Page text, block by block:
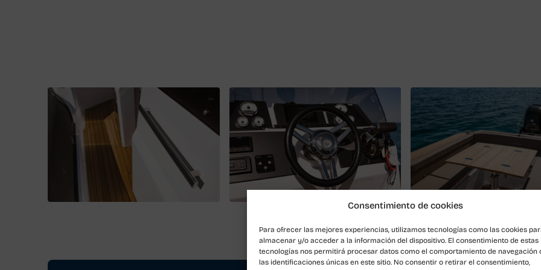
Consentimiento de cookies
Para ofrecer las mejores experiencias, utilizamos tecnologías como las cookies
almacenar y/o acceder a la información del dispositivo. El consentimiento de estas
tecnologías nos permitirá procesar datos como el comportamiento de navegación
las identificaciones únicas en este sitio. No consentir o retirar el consentimiento,